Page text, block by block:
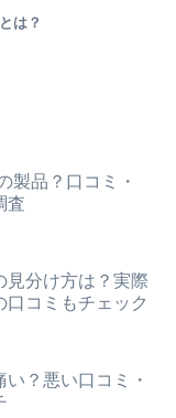
は？
製品？口コミ・
査
見分け方は？実際
口コミもチェック
？悪い口コミ・